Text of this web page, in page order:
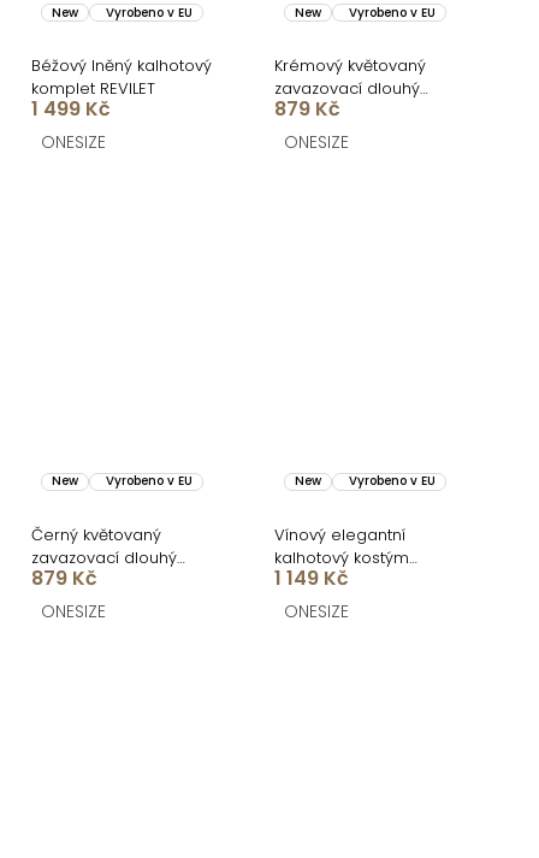
New Vyrobeno v EU
Béžový lněný kalhotový
komplet REVILET
1 499 Kč
ONESIZE
New Vyrobeno v EU
Krémový květovaný
zavazovací dlouhý
cardigan PORTYS
879 Kč
ONESIZE
New Vyrobeno v EU
Černý květovaný
zavazovací dlouhý
cardigan PORTYS
879 Kč
ONESIZE
New Vyrobeno v EU
Vínový elegantní
kalhotový kostým
STRENEA
1 149 Kč
ONESIZE